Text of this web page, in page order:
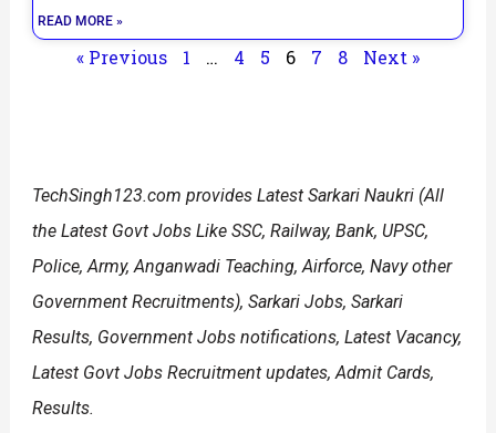
READ MORE »
« Previous 1 … 4 5 6 7 8 Next »
TechSingh123.com provides Latest Sarkari Naukri (All
the Latest Govt Jobs Like SSC, Railway, Bank, UPSC,
Police, Army, Anganwadi Teaching, Airforce, Navy other
Government Recruitments), Sarkari Jobs, Sarkari
Results, Government Jobs notifications, Latest Vacancy,
Latest Govt Jobs Recruitment updates, Admit Cards,
Results.